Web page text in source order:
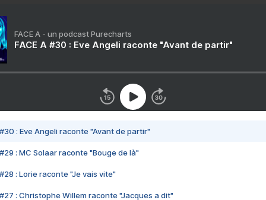
FACE A - un podcast Purecharts
FACE A #30 : Eve Angeli raconte "Avant de partir"
#30 : Eve Angeli raconte "Avant de partir"
#29 : MC Solaar raconte "Bouge de là"
#28 : Lorie raconte "Je vais vite"
#27 : Christophe Willem raconte "Jacques a dit"